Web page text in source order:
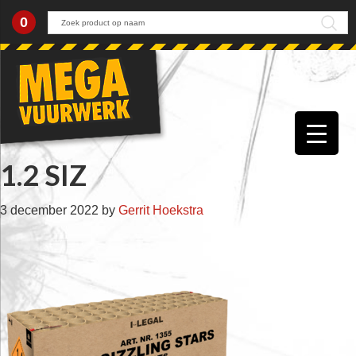
0
Skip
primary
Skip
main
Skip
primary
Skip
footer
1.2 SIZ
3 december 2022 by Gerrit Hoekstra